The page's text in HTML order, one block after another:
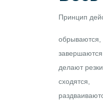
Принцип
обрываются,
делают
сходятся,